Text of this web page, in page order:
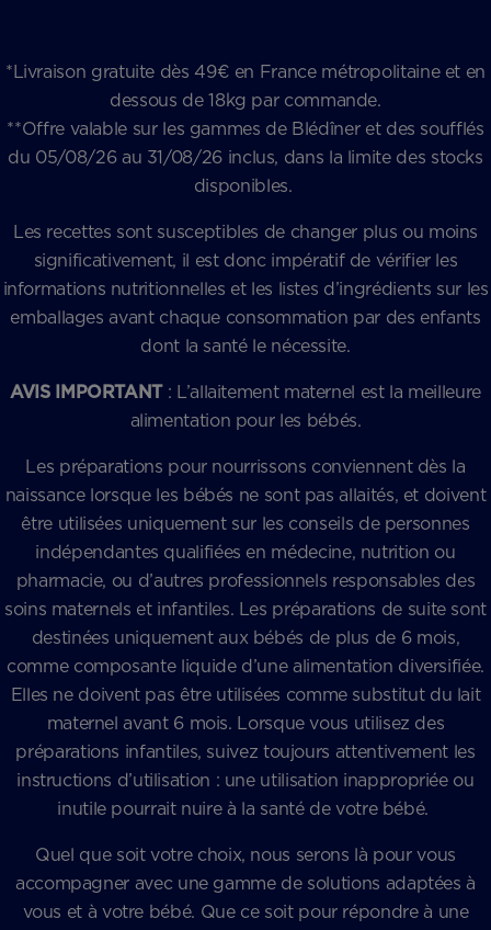
*Livraison gratuite dès 49€ en France métropolitaine et en
dessous de 18kg par commande.
**Offre valable sur les gammes de Blédîner et des soufflés
du 05/08/26 au 31/08/26 inclus, dans la limite des stocks
disponibles.
Les recettes sont susceptibles de changer plus ou moins
significativement, il est donc impératif de vérifier les
informations nutritionnelles et les listes d’ingrédients sur les
emballages avant chaque consommation par des enfants
dont la santé le nécessite.
AVIS IMPORTANT : L’allaitement maternel est la meilleure
alimentation pour les bébés.
Les préparations pour nourrissons conviennent dès la
naissance lorsque les bébés ne sont pas allaités, et doivent
être utilisées uniquement sur les conseils de personnes
indépendantes qualifiées en médecine, nutrition ou
pharmacie, ou d’autres professionnels responsables des
soins maternels et infantiles. Les préparations de suite sont
destinées uniquement aux bébés de plus de 6 mois,
comme composante liquide d’une alimentation diversifiée.
Elles ne doivent pas être utilisées comme substitut du lait
maternel avant 6 mois. Lorsque vous utilisez des
préparations infantiles, suivez toujours attentivement les
instructions d’utilisation : une utilisation inappropriée ou
inutile pourrait nuire à la santé de votre bébé.
Quel que soit votre choix, nous serons là pour vous
accompagner avec une gamme de solutions adaptées à
vous et à votre bébé. Que ce soit pour répondre à une